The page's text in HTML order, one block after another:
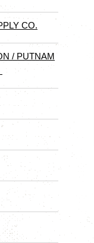
CO.
/ PUTNAM